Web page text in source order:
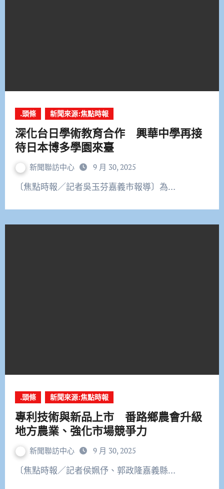
.頭條 新聞來源:焦點時報
深化台日學術教育合作 興華中學再接
待日本博多學園來臺
新聞聯訪中心 9 月 30, 2025
〔焦點時報／記者吳玉芬嘉義市報導〕為…
.頭條 新聞來源:焦點時報
專利技術與新品上市 番路鄉農會升級
地方農業、強化市場競爭力
新聞聯訪中心 9 月 30, 2025
〔焦點時報／記者侯姵伃、郭政隆嘉義縣…